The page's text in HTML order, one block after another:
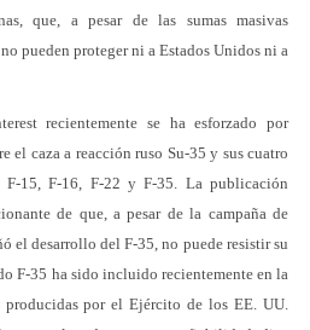
que, a pesar de las sumas masivas
pueden proteger ni a Estados Unidos ni a
recientemente se ha esforzado por
el caza a reacción ruso Su-35 y sus cuatro
F-15, F-16, F-22 y F-35. La publicación
de que, a pesar de la campaña de
el desarrollo del F-35, no puede resistir su
F-35 ha sido incluido recientemente en la
producidas por el Ejército de los EE. UU.